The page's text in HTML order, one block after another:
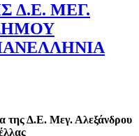
Δ.Ε. ΜΕΓ.
της Δ.Ε. Μεγ. Αλεξάνδρου